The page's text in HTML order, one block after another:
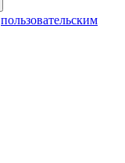
пользовательским